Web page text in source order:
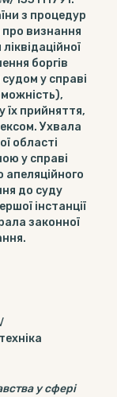
з процедур
визнання
боргів
у справі
їх прийняття,
Ухвала
області
у справі
до суду
інстанції
законної
у сфері